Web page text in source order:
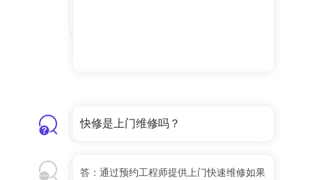
快修是上门维修吗？
答：通过预约工程师提供上门快速维修如果